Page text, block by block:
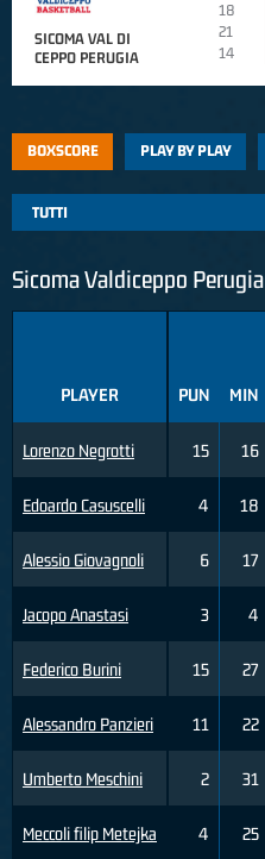
SICOMA VAL DI
CEPPO PERUGIA
18
21
14
BOXSCORE PLAY BY PLAY
Sicoma Valdiceppo Perugia
PLAYER
Lorenzo Negrotti
Edoardo Casuscelli
Alessio Giovagnoli
Jacopo Anastasi
Federico Burini
Alessandro Panzieri
Umberto Meschini
Meccoli filip Metejka
PUN MIN
15 16
4 18
6 17
3 4
15 27
11 22
2 31
4 25